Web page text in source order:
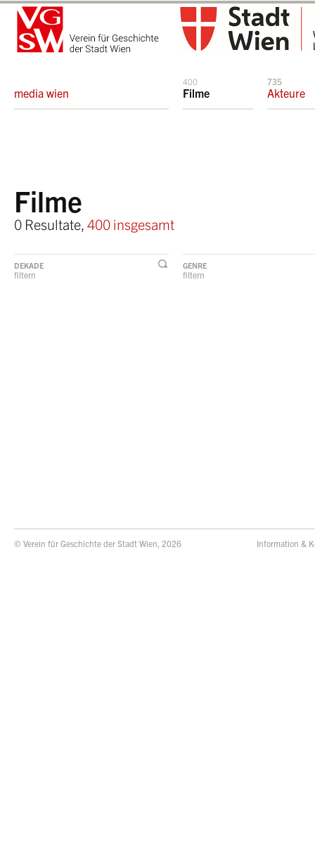
media wien
400
Filme
735
Akteure
Filme
0 Resultate, 400 insgesamt
DEKADE
filtern
GENRE
filtern
© Verein für Geschichte der Stadt Wien, 2026 Information &